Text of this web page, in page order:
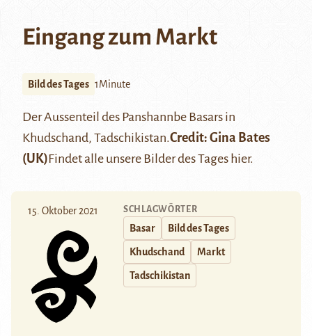
Eingang zum Markt
Bild des Tages 1Minute
Der Aussenteil des Panshannbe Basars in
Khudschand, Tadschikistan.Credit: Gina Bates
(UK)Findet alle unsere Bilder des Tages hier.
15. Oktober 2021 SCHLAGWÖRTER
Basar Bild des Tages
Khudschand Markt
Tadschikistan